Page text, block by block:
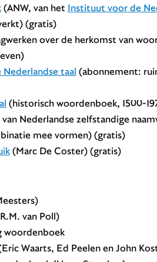
(ANW, van het Instituut voor de
(gratis)
over de herkomst van
taal (abonnement:
(historisch woordenboek, 1500-
Nederlandse zelfstandige
mee vormen) (gratis)
(Marc De Coster) (gratis)
van Poll)
woordenboek
Waarts, Ed Peelen en John